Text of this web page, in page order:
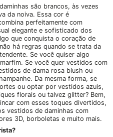
são brancos, às vezes
da noiva. Essa cor é
perfeitamente com
elegante e sofisticado dos
que conquista o coração de
há regras quando se trata da
Se você quiser algo
Se você quer vestidos com
de dama rosa blush ou
Da mesma forma, se
ou optar por vestidos azuis,
florais ou talvez glitter? Bem,
com esses toques divertidos,
vestidos de daminhas com
3D, borboletas e muito mais.